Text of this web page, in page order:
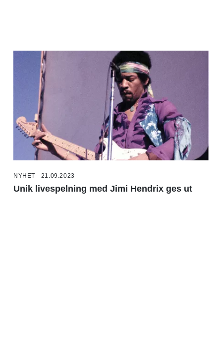
NYHET - 21.09.2023
Unik livespelning med Jimi Hendrix ges ut